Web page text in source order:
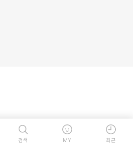
검색 MY 최근